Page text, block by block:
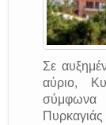
Σε
αύριο,
σύμφωνα